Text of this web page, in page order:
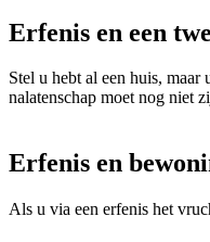
Erfenis en een
Stel u hebt al een huis,
nalatenschap moet nog niet
Erfenis en
Als u via een erfenis het